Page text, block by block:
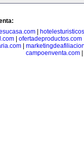
ofertadeproductos.com
campoenventa.com|